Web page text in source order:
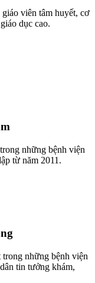
viên tâm huyết, cơ
dục cao.
những bệnh viện
từ năm 2011.
những bệnh viện
tin tưởng khám,